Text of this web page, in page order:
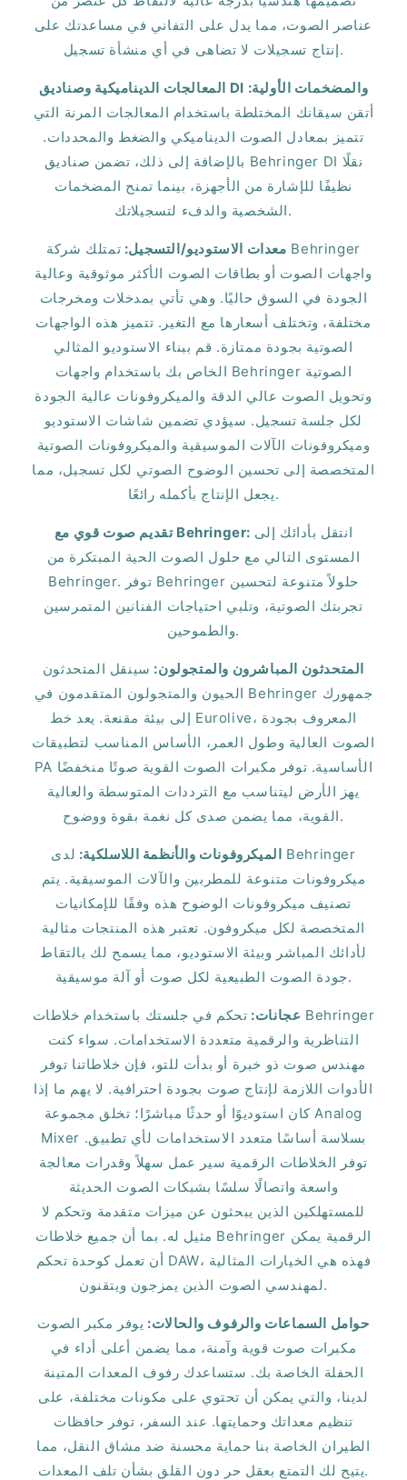
عناصر الصوت، مما يدل على التفاني في مساعدتك على
إنتاج تسجيلات لا تضاهى في أي منشأة تسجيل.
المعالجات الديناميكية وصناديق DI والمضخمات الأولية:
أتقن سيقانك المختلطة باستخدام المعالجات المرنة التي
تتميز بمعادل الصوت الديناميكي والضغط والمحددات.
بالإضافة إلى ذلك، تضمن صناديق Behringer DI نقلًا
نظيفًا للإشارة من الأجهزة، بينما تمنح المضخمات
الشخصية والدفء لتسجيلاتك.
معدات الاستوديو/التسجيل: تمتلك شركة Behringer
واجهات الصوت أو بطاقات الصوت الأكثر موثوقية وعالية
الجودة في السوق حاليًا. وهي تأتي بمدخلات ومخرجات
مختلفة، وتختلف أسعارها مع التغير. تتميز هذه الواجهات
الصوتية بجودة ممتازة. قم ببناء الاستوديو المثالي
الخاص بك باستخدام واجهات Behringer الصوتية
وتحويل الصوت عالي الدقة والميكروفونات عالية الجودة
لكل جلسة تسجيل. سيؤدي تضمين شاشات الاستوديو
وميكروفونات الآلات الموسيقية والميكروفونات الصوتية
المتخصصة إلى تحسين الوضوح الصوتي لكل تسجيل، مما
يجعل الإنتاج بأكمله رائعًا.
تقديم صوت قوي مع Behringer: انتقل بأدائك إلى
المستوى التالي مع حلول الصوت الحية المبتكرة من
Behringer. توفر Behringer حلولاً متنوعة لتحسين
تجربتك الصوتية، وتلبي احتياجات الفنانين المتمرسين
والطموحين.
المتحدثون المباشرون والمتجولون: سينقل المتحدثون
الحيون والمتجولون المتقدمون في Behringer جمهورك
إلى بيئة مقنعة. يعد خط Eurolive، المعروف بجودة
الصوت العالية وطول العمر، الأساس المناسب لتطبيقات
PA الأساسية. توفر مكبرات الصوت القوية صوتًا منخفضًا
يهز الأرض ليتناسب مع الترددات المتوسطة والعالية
القوية، مما يضمن صدى كل نغمة بقوة ووضوح.
الميكروفونات والأنظمة اللاسلكية: لدى Behringer
ميكروفونات متنوعة للمطربين والآلات الموسيقية. يتم
تصنيف ميكروفونات الوضوح هذه وفقًا للإمكانيات
المتخصصة لكل ميكروفون. تعتبر هذه المنتجات مثالية
لأدائك المباشر وبيئة الاستوديو، مما يسمح لك بالتقاط
جودة الصوت الطبيعية لكل صوت أو آلة موسيقية.
عجانات: تحكم في جلستك باستخدام خلاطات Behringer
التناظرية والرقمية متعددة الاستخدامات. سواء كنت
مهندس صوت ذو خبرة أو بدأت للتو، فإن خلاطاتنا توفر
الأدوات اللازمة لإنتاج صوت بجودة احترافية. لا يهم ما إذا
كان استوديوًا أو حدثًا مباشرًا؛ تخلق مجموعة Analog
Mixer بسلاسة أساسًا متعدد الاستخدامات لأي تطبيق.
توفر الخلاطات الرقمية سير عمل سهلاً وقدرات معالجة
واسعة واتصالًا سلسًا بشبكات الصوت الحديثة
للمستهلكين الذين يبحثون عن ميزات متقدمة وتحكم لا
مثيل له. بما أن جميع خلاطات Behringer الرقمية يمكن
أن تعمل كوحدة تحكم DAW، فهذه هي الخيارات المثالية
لمهندسي الصوت الذين يمزجون ويتقنون.
حوامل السماعات والرفوف والحالات: يوفر مكبر الصوت
مكبرات صوت قوية وآمنة، مما يضمن أعلى أداء في
الحفلة الخاصة بك. ستساعدك رفوف المعدات المتينة
لدينا، والتي يمكن أن تحتوي على مكونات مختلفة، على
تنظيم معداتك وحمايتها. عند السفر، توفر حافظات
الطيران الخاصة بنا حماية محسنة ضد مشاق النقل، مما
يتيح لك التمتع بعقل حر دون القلق بشأن تلف المعدات.